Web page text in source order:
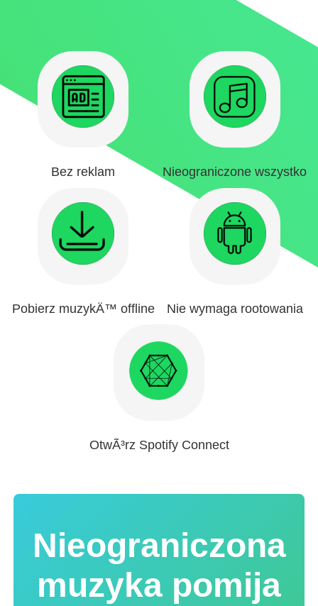
Bez reklam Nieograniczone wszystko
Pobierz muzykÄ™ offline Nie wymaga rootowania
OtwÃ³rz Spotify Connect
Nieograniczona
muzyka pomija